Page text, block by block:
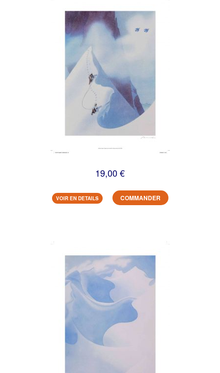
19,00 €
VOIR EN DETAILS COMMANDER